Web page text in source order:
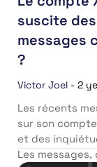
suscite
messages
?
Victor Joel - 2
Les récents
sur son
et des
Les